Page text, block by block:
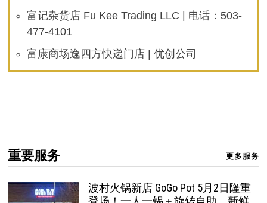
富记杂货店 Fu Kee Trading LLC | 电话：503-
477-4101
富康商场逸四方快递门店 | 优创公司
重要服务 更多服务
波村火锅新店 GoGo Pot 5月2日隆重